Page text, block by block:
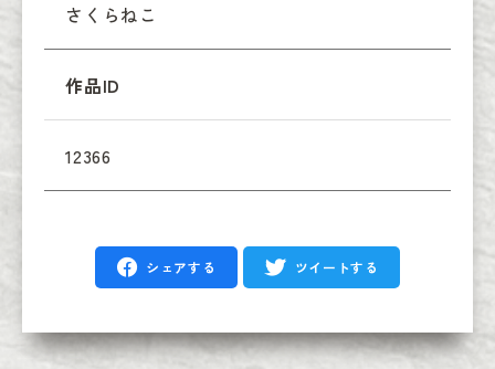
さくらねこ
作品ID
12366
シェアする ツイートする